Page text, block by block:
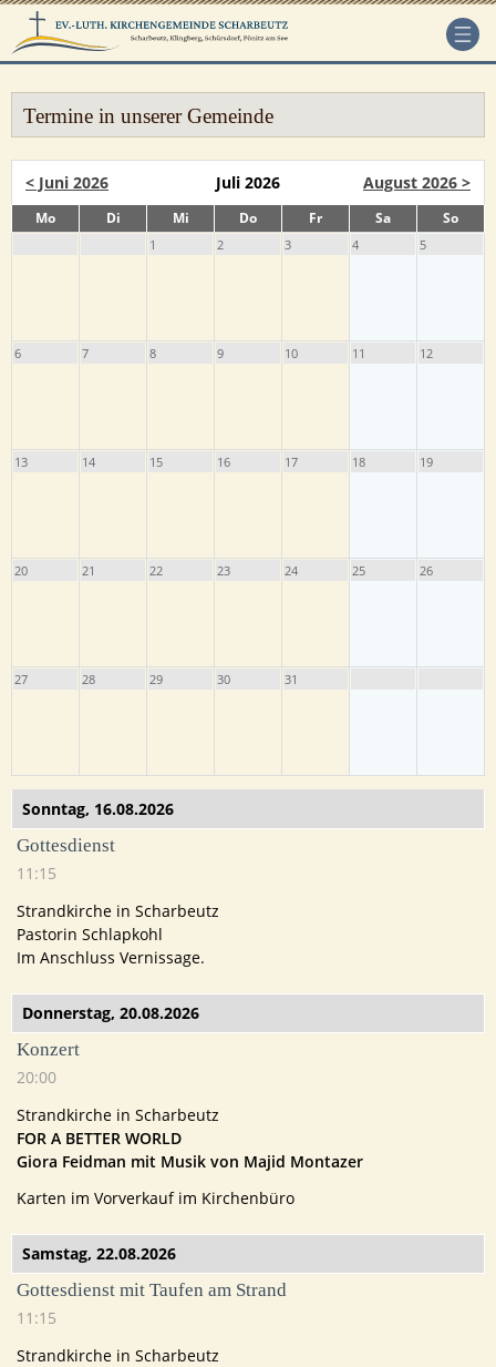
Termine in unserer Gemeinde
< Juni 2026 Juli 2026 August 2026 >
Mo Di Mi Do Fr Sa So
1 2 3 4 5
6 7 8 9 10 11 12
13 14 15 16 17 18 19
20 21 22 23 24 25 26
27 28 29 30 31
Sonntag, 16.08.2026
Gottesdienst
11:15
Strandkirche in Scharbeutz
Pastorin Schlapkohl
Im Anschluss Vernissage.
Donnerstag, 20.08.2026
Konzert
20:00
Strandkirche in Scharbeutz
FOR A BETTER WORLD
Giora Feidman mit Musik von Majid Montazer
Karten im Vorverkauf im Kirchenbüro
Samstag, 22.08.2026
Gottesdienst mit Taufen am Strand
11:15
Strandkirche in Scharbeutz